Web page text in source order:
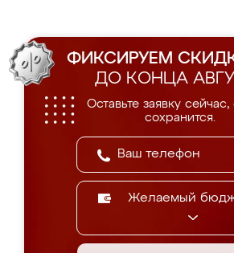
ФИКСИРУЕМ
ДО КОНЦА
Оставьте заявку сейчас,
сохранится.
Желаемый